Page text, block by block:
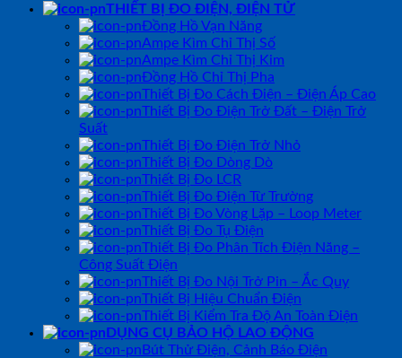
THIẾT BỊ ĐO ĐIỆN, ĐIỆN TỬ
Đồng Hồ Vạn Năng
Ampe Kìm Chỉ Thị Số
Ampe Kìm Chỉ Thị Kim
Đồng Hồ Chỉ Thị Pha
Thiết Bị Đo Cách Điện – Điện Áp Cao
Thiết Bị Đo Điện Trở Đất – Điện Trở
Suất
Thiết Bị Đo Điện Trở Nhỏ
Thiết Bị Đo Dòng Dò
Thiết Bị Đo LCR
Thiết Bị Đo Điện Từ Trường
Thiết Bị Đo Vòng Lặp – Loop Meter
Thiết Bị Đo Tụ Điện
Thiết Bị Đo Phân Tích Điện Năng –
Công Suất Điện
Thiết Bị Đo Nội Trở Pin – Ắc Quy
Thiết Bị Hiệu Chuẩn Điện
Thiết Bị Kiểm Tra Độ An Toàn Điện
DỤNG CỤ BẢO HỘ LAO ĐỘNG
Bút Thử Điện, Cảnh Báo Điện